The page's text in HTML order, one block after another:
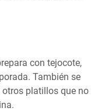
con tejocote,
También se
platillos que no